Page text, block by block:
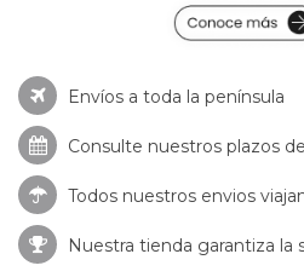
Envíos a toda la península
Consulte nuestros plazos
Todos nuestros envios
Nuestra tienda garantiza la